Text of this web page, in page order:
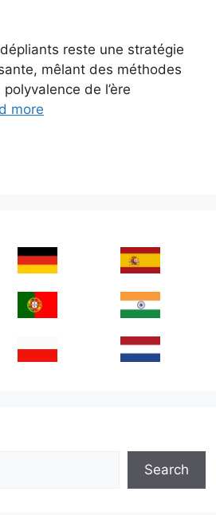
reste une stratégie
mêlant des méthodes
de l’ère
more
Search